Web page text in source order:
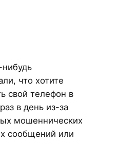
что хотите
свой телефон в
в день из-за
мошеннических
сообщений или